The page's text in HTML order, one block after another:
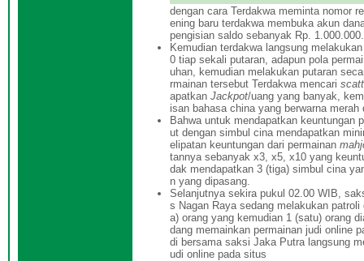
dengan cara Terdakwa meminta nomor
ening baru terdakwa membuka akun
pengisian saldo sebanyak Rp. 1.000.000.
Kemudian terdakwa langsung
0 tiap sekali putaran, adapun pola
uhan, kemudian melakukan putaran
rmainan tersebut Terdakwa mencari
apatkan Jackpot/uang yang banyak,
isan bahasa china yang berwarna
Bahwa untuk mendapatkan keuntungan
ut dengan simbul cina mendapatkan
elipatan keuntungan dari permainan
tannya sebanyak x3, x5, x10 yang
dak mendapatkan 3 (tiga) simbul cina
n yang dipasang.
Selanjutnya sekira pukul 02.00 WIB,
s Nagan Raya sedang melakukan
a) orang yang kemudian 1 (satu) orang
dang memainkan permainan judi online
di bersama saksi Jaka Putra langsung
udi online pada situs